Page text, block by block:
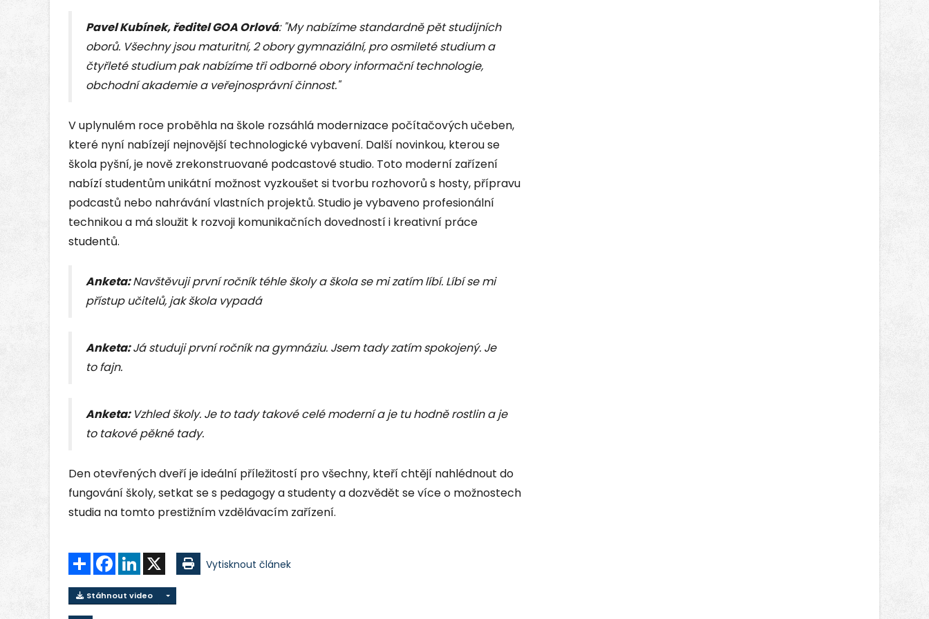
Pavel Kubínek, ředitel GOA Orlová: "My nabízíme standardně pět studijních
oborů. Všechny jsou maturitní, 2 obory gymnaziální, pro osmileté studium a
čtyřleté studium pak nabízíme tři odborné obory informační technologie,
obchodní akademie a veřejnosprávní činnost."
V uplynulém roce proběhla na škole rozsáhlá modernizace počítačových učeben,
které nyní nabízejí nejnovější technologické vybavení. Další novinkou, kterou se
škola pyšní, je nově zrekonstruované podcastové studio. Toto moderní zařízení
nabízí studentům unikátní možnost vyzkoušet si tvorbu rozhovorů s hosty, přípravu
podcastů nebo nahrávání vlastních projektů. Studio je vybaveno profesionální
technikou a má sloužit k rozvoji komunikačních dovedností i kreativní práce
studentů.
Anketa:Navštěvuji první ročník téhle školy a škola se mi zatím líbí. Líbí se mi
přístup učitelů, jak škola vypadá
Anketa:Já studuji první ročník na gymnáziu. Jsem tady zatím spokojený. Je
to fajn.
Anketa: Vzhled školy. Je to tady takové celé moderní a je tu hodně rostlin a je
to takové pěkné tady.
Den otevřených dveří je ideální příležitostí pro všechny, kteří chtějí nahlédnout do
fungování školy, setkat se s pedagogy a studenty a dozvědět se více o možnostech
studia na tomto prestižním vzdělávacím zařízení.
Sdílet FacebookLinkedIn Vytisknout článek
Stáhnout video